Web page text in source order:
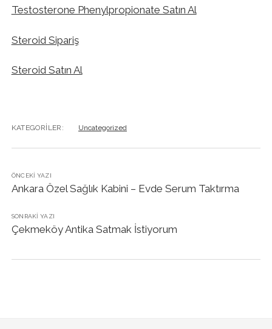
Testosterone Phenylpropionate Satın Al
Steroid Sipariş
Steroid Satın Al
KATEGORILER: Uncategorized
ÖNCEKI YAZI
Ankara Özel Sağlık Kabini – Evde Serum Taktırma
SONRAKI YAZI
Çekmeköy Antika Satmak İstiyorum